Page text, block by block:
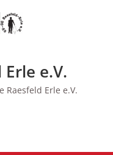
Erle e.V.
Erle e.V.